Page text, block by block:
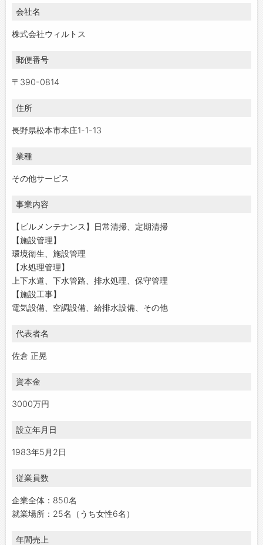
会社名
株式会社ウィルトス
郵便番号
〒390-0814
住所
長野県松本市本庄1-1-13
業種
その他サービス
事業内容
【ビルメンテナンス】日常清掃、定期清掃
【施設管理】
環境衛生、施設管理
【水処理管理】
上下水道、下水管路、排水処理、保守管理
【施設工事】
電気設備、空調設備、給排水設備、その他
代表者名
佐倉 正晃
資本金
3000万円
設立年月日
1983年5月2日
従業員数
企業全体：850名
就業場所：25名（うち女性6名）
年間売上